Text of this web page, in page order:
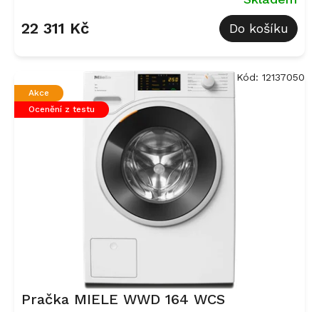
22 311 Kč Do košíku
Akce
Ocenění z testu
Pračka MIELE WWD 164 WCS
Kód: 12137050